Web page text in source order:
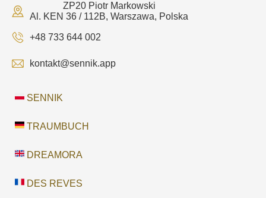
ZP20 Piotr Markowski
Al. KEN 36 / 112B, Warszawa, Polska
+48 733 644 002
kontakt@sennik.app
SENNIK
TRAUMBUCH
DREAMORA
DES REVES